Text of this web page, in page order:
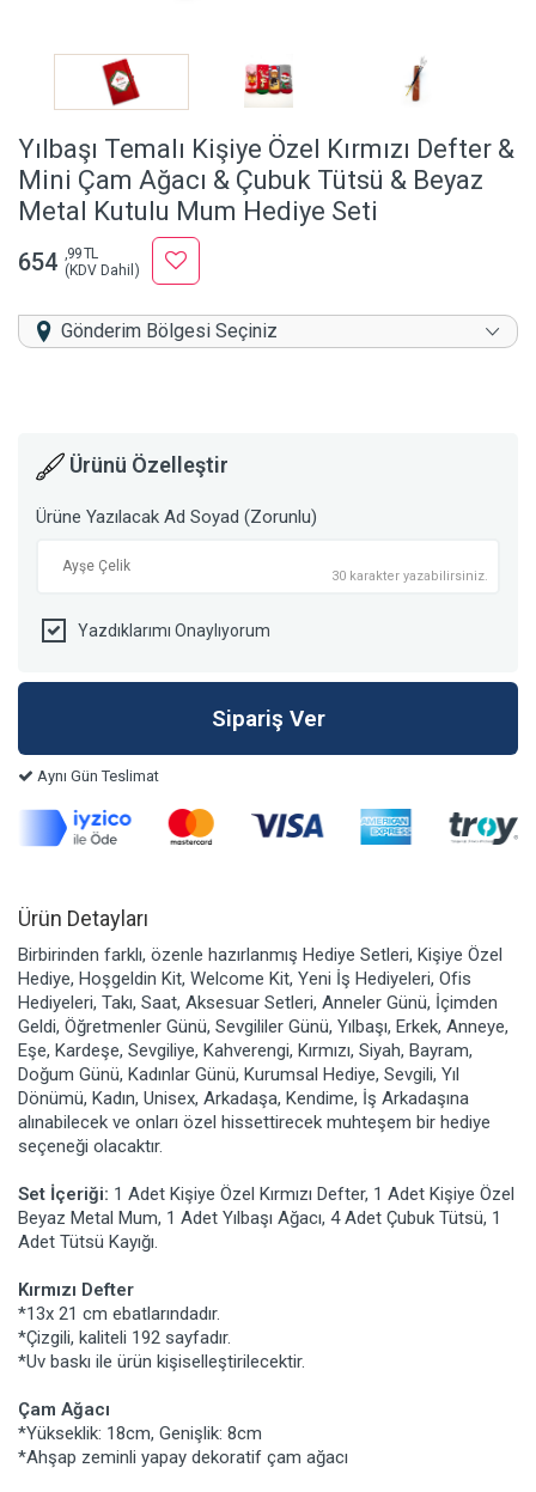
Yılbaşı Temalı Kişiye Özel Kırmızı Defter &
Mini Çam Ağacı & Çubuk Tütsü & Beyaz
Metal Kutulu Mum Hediye Seti
654 ,99 TL
(KDV Dahil)
Gönderim Bölgesi Seçiniz
Ürünü Özelleştir
Ürüne Yazılacak Ad Soyad (Zorunlu)
30 karakter yazabilirsiniz.
Yazdıklarımı Onaylıyorum
Aynı Gün Teslimat
Ürün Detayları
Birbirinden farklı, özenle hazırlanmış Hediye Setleri, Kişiye Özel
Hediye, Hoşgeldin Kit, Welcome Kit, Yeni İş Hediyeleri, Ofis
Hediyeleri, Takı, Saat, Aksesuar Setleri, Anneler Günü, İçimden
Geldi, Öğretmenler Günü, Sevgililer Günü, Yılbaşı, Erkek, Anneye,
Eşe, Kardeşe, Sevgiliye, Kahverengi, Kırmızı, Siyah, Bayram,
Doğum Günü, Kadınlar Günü, Kurumsal Hediye, Sevgili, Yıl
Dönümü, Kadın, Unisex, Arkadaşa, Kendime, İş Arkadaşına
alınabilecek ve onları özel hissettirecek muhteşem bir hediye
seçeneği olacaktır.
Set İçeriği: 1 Adet Kişiye Özel Kırmızı Defter, 1 Adet Kişiye Özel
Beyaz Metal Mum, 1 Adet Yılbaşı Ağacı, 4 Adet Çubuk Tütsü, 1
Adet Tütsü Kayığı.
Kırmızı Defter
*13x 21 cm ebatlarındadır.
*Çizgili, kaliteli 192 sayfadır.
*Uv baskı ile ürün kişiselleştirilecektir.
Çam Ağacı
*Yükseklik: 18cm, Genişlik: 8cm
*Ahşap zeminli yapay dekoratif çam ağacı